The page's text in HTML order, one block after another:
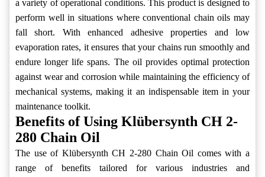
a variety of operational conditions. This product is designed to
perform well in situations where conventional chain oils may
fall short. With enhanced adhesive properties and low
evaporation rates, it ensures that your chains run smoothly and
endure longer life spans. The oil provides optimal protection
against wear and corrosion while maintaining the efficiency of
mechanical systems, making it an indispensable item in your
maintenance toolkit.
Benefits of Using Klübersynth CH 2-
280 Chain Oil
The use of Klübersynth CH 2-280 Chain Oil comes with a
range of benefits tailored for various industries and